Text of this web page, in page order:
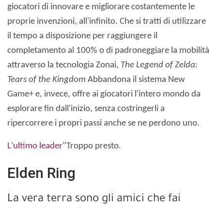
giocatori di innovare e migliorare costantemente le
proprie invenzioni, all'infinito. Che si tratti di utilizzare
il tempo a disposizione per raggiungere il
completamento al 100% o di padroneggiare la mobilità
attraverso la tecnologia Zonai, The Legend of Zelda:
Tears of the Kingdom Abbandona il sistema New
Game+ e, invece, offre ai giocatori l'intero mondo da
esplorare fin dall'inizio, senza costringerli a
ripercorrere i propri passi anche se ne perdono uno.
L'ultimo leader"Troppo presto.
Elden Ring
La vera terra sono gli amici che fai